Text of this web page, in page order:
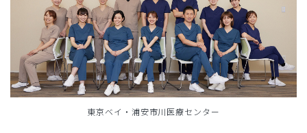
東京ベイ・浦安市川医療センター